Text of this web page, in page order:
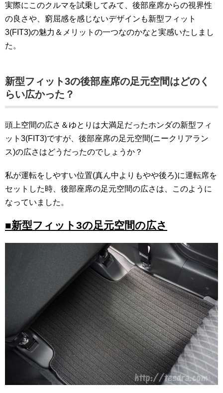
実際にこのクルマを試乗してみて、後部座席からの視界性
の良さや、窮屈感を感じないデザインも新型フィット
3(FIT3)の魅力＆メリットの一つなのかなと実感いたしまし
た。
新型フィット3の後部座席の足元空間はどのく
らい広かった？
頭上空間の広さ＆ゆとりは大満足だったホンダの新型フィ
ット3(FIT3)ですが、後部座席の足元空間(ニークリアラン
ス)の広さはどうだったのでしょうか？
私が運転をしやすい位置(真ん中よりもやや後ろ)に運転席を
セットした時、後部座席の足元空間の広さは、このように
なっていました。
■新型フィット3の足元空間の広さ